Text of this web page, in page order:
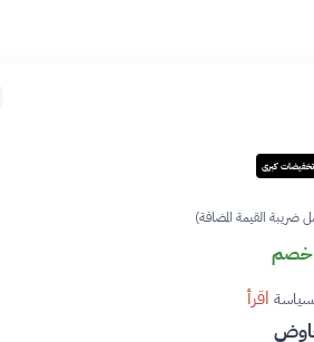
تخفيضات كبرى
ضريبة القيمة المضافة)
اقرأ